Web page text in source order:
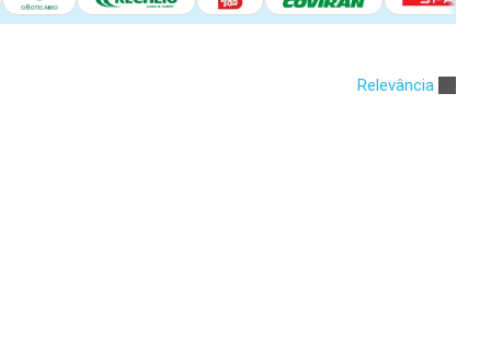
Relevância